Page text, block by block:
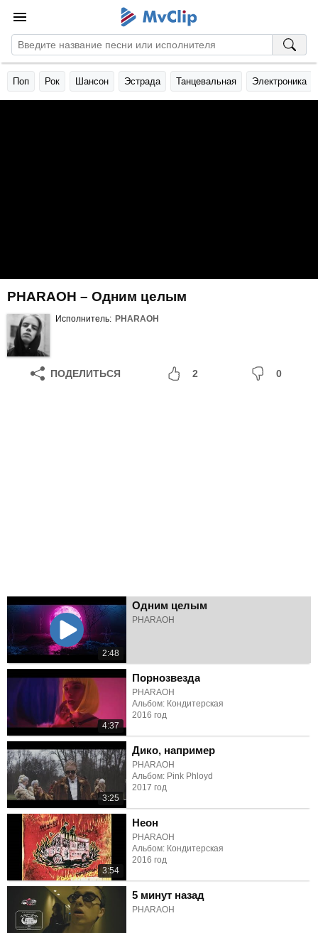
Поп Рок Шансон Эстрада Танцевальная Электроника
PHARAOH – Одним целым
Исполнитель: PHARAOH
ПОДЕЛИТЬСЯ 2 0
2:48
Одним целым
PHARAOH
4:37
Порнозвезда
PHARAOH
Альбом: Кондитерская
2016 год
3:25
Дико, например
PHARAOH
Альбом: Pink Phloyd
2017 год
3:54
Неон
PHARAOH
Альбом: Кондитерская
2016 год
5 минут назад
PHARAOH